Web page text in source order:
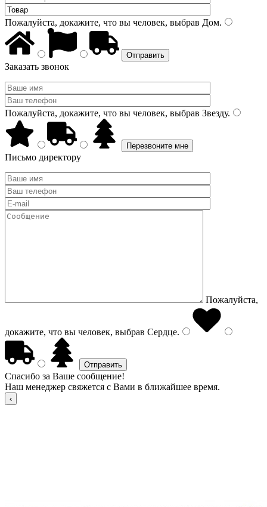
Пожалуйста, докажите, что вы человек, выбрав Дом.
Заказать звонок
Пожалуйста, докажите, что вы человек, выбрав Звезду.
Письмо директору
Пожалуйста,
докажите, что вы человек, выбрав Сердце.
Спасибо за Ваше сообщение!
Наш менеджер свяжется с Вами в ближайшее время.